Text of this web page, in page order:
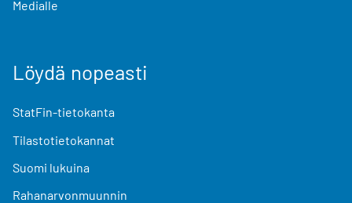
Medialle
Löydä nopeasti
StatFin-tietokanta
Tilastotietokannat
Suomi lukuina
Rahanarvonmuunnin